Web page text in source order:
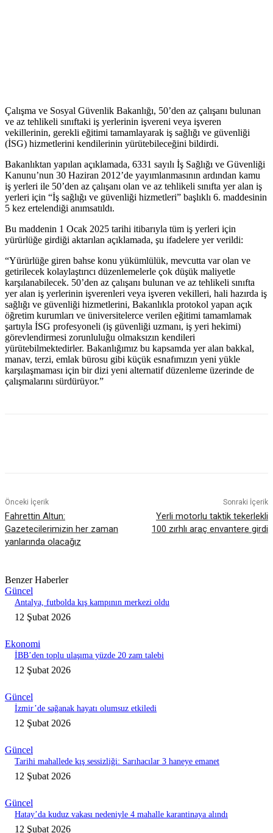
Çalışma ve Sosyal Güvenlik Bakanlığı, 50’den az çalışanı bulunan
ve az tehlikeli sınıftaki iş yerlerinin işvereni veya işveren
vekillerinin, gerekli eğitimi tamamlayarak iş sağlığı ve güvenliği
(İSG) hizmetlerini kendilerinin yürütebileceğini bildirdi.
Bakanlıktan yapılan açıklamada, 6331 sayılı İş Sağlığı ve Güvenliği
Kanunu’nun 30 Haziran 2012’de yayımlanmasının ardından kamu
iş yerleri ile 50’den az çalışanı olan ve az tehlikeli sınıfta yer alan iş
yerleri için “İş sağlığı ve güvenliği hizmetleri” başlıklı 6. maddesinin
5 kez ertelendiği anımsatıldı.
Bu maddenin 1 Ocak 2025 tarihi itibarıyla tüm iş yerleri için
yürürlüğe girdiği aktarılan açıklamada, şu ifadelere yer verildi:
“Yürürlüğe giren bahse konu yükümlülük, mevcutta var olan ve
getirilecek kolaylaştırıcı düzenlemelerle çok düşük maliyetle
karşılanabilecek. 50’den az çalışanı bulunan ve az tehlikeli sınıfta
yer alan iş yerlerinin işverenleri veya işveren vekilleri, hali hazırda iş
sağlığı ve güvenliği hizmetlerini, Bakanlıkla protokol yapan açık
öğretim kurumları ve üniversitelerce verilen eğitimi tamamlamak
şartıyla İSG profesyoneli (iş güvenliği uzmanı, iş yeri hekimi)
görevlendirmesi zorunluluğu olmaksızın kendileri
yürütebilmektedirler. Bakanlığımız bu kapsamda yer alan bakkal,
manav, terzi, emlak bürosu gibi küçük esnafımızın yeni yükle
karşılaşmaması için bir dizi yeni alternatif düzenleme üzerinde de
çalışmalarını sürdürüyor.”
Önceki İçerik
Fahrettin Altun:
Gazetecilerimizin her zaman
yanlarında olacağız
Sonraki İçerik
Yerli motorlu taktik tekerlekli
100 zırhlı araç envantere girdi
Benzer Haberler
Güncel
Antalya, futbolda kış kampının merkezi oldu
12 Şubat 2026
Ekonomi
İBB’den toplu ulaşıma yüzde 20 zam talebi
12 Şubat 2026
Güncel
İzmir’de sağanak hayatı olumsuz etkiledi
12 Şubat 2026
Güncel
Tarihi mahallede kış sessizliği: Sarıhacılar 3 haneye emanet
12 Şubat 2026
Güncel
Hatay’da kuduz vakası nedeniyle 4 mahalle karantinaya alındı
12 Şubat 2026